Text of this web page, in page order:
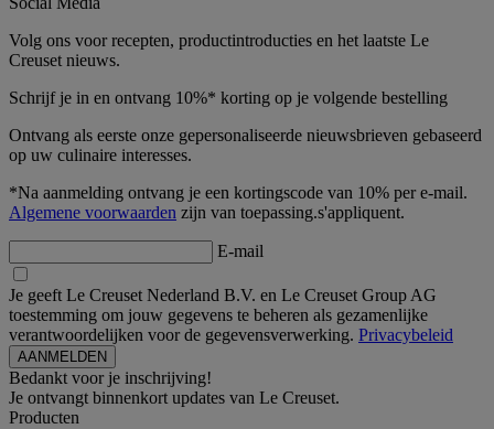
Volg ons voor recepten, productintroducties en het laatste Le
Creuset nieuws.
Schrijf je in en ontvang 10%* korting op je volgende bestelling
Ontvang als eerste onze gepersonaliseerde nieuwsbrieven gebaseerd
op uw culinaire interesses.
*Na aanmelding ontvang je een kortingscode van 10% per e-mail.
Algemene voorwaarden zijn van toepassing.s'appliquent.
E-mail
Je geeft Le Creuset Nederland B.V. en Le Creuset Group AG
toestemming om jouw gegevens te beheren als gezamenlijke
verantwoordelijken voor de gegevensverwerking. Privacybeleid
Bedankt voor je inschrijving!
Je ontvangt binnenkort updates van Le Creuset.
Producten